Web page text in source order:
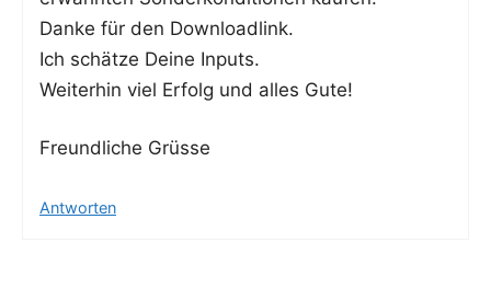
Dan­ke für den Downloadlink.
Ich schät­ze Dei­ne Inputs.
Wei­ter­hin viel Erfolg und alles Gute!
Freund­li­che Grüsse
Antworten